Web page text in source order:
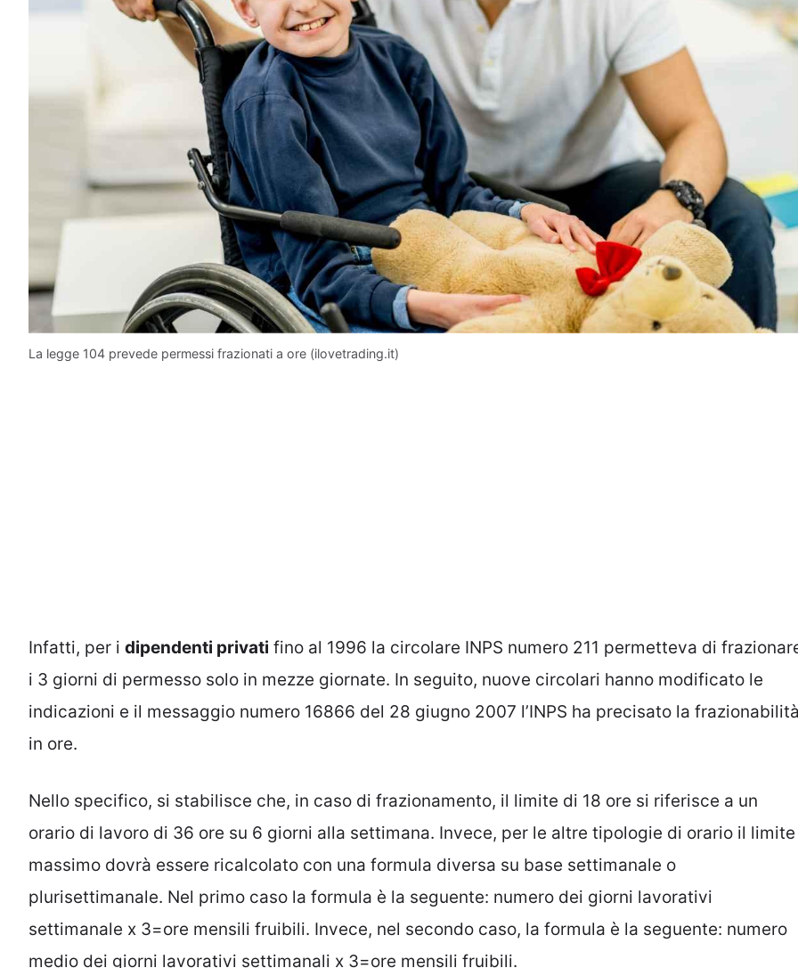
La legge 104 prevede permessi frazionati a ore (ilovetrading.it)
Infatti, per i dipendenti privati fino al 1996 la circolare INPS numero 211 permetteva di
i 3 giorni di permesso solo in mezze giornate. In seguito, nuove circolari hanno modificato le
indicazioni e il messaggio numero 16866 del 28 giugno 2007 l’INPS ha precisato la
in ore.
Nello specifico, si stabilisce che, in caso di frazionamento, il limite di 18 ore si riferisce a un
orario di lavoro di 36 ore su 6 giorni alla settimana. Invece, per le altre tipologie di orario il limite
massimo dovrà essere ricalcolato con una formula diversa su base settimanale o
plurisettimanale. Nel primo caso la formula è la seguente: numero dei giorni lavorativi
settimanale x 3=ore mensili fruibili. Invece, nel secondo caso, la formula è la seguente: numero
medio dei giorni lavorativi settimanali x 3=ore mensili fruibili.